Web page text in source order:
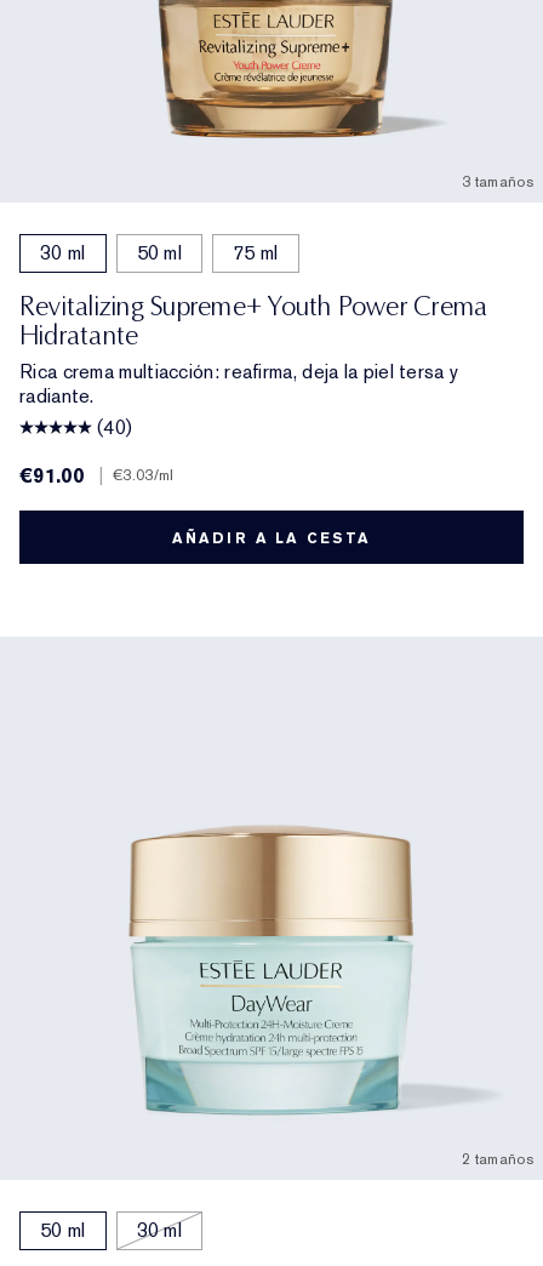
3 tamaños
30 ml 50 ml 75 ml
Revitalizing Supreme+ Youth Power Crema
Hidratante
Rica crema multiacción: reafirma, deja la piel tersa y
radiante.
(40)
€91.00
€3.03/ml
AÑADIR A LA CESTA
2 tamaños
50 ml 30 ml